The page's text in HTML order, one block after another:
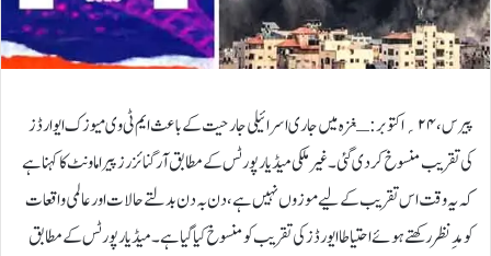
پیرس،۲۴؍اکتوبر:ـغزہ میں جاری اسرائیلی جارحیت کے باعث ایم ٹی وی میوزک ایوارڈز
کی تقریب منسوخ کر دی گئی۔غیر ملکی میڈیا رپورٹس کے مطابق آرگنائزرز پیراماونٹ کا کہنا ہے
کہ یہ وقت اس تقریب کے لیے موزوں نہیں ہے، دن بہ دن بدلتے حالات اور عالمی واقعات
کو مدِ نظر رکھتے ہوئے احتیاطا ایورڈز کی تقریب کو منسوخ کیا گیا ہے۔میڈیا رپورٹس کے مطابق